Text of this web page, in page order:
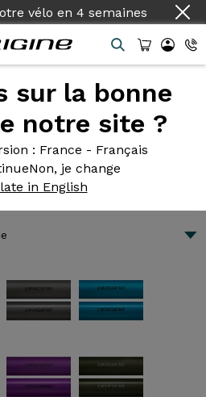
Français
sur la bonne
notre site ?
: France - Français
Non, je change
in English
Présentation